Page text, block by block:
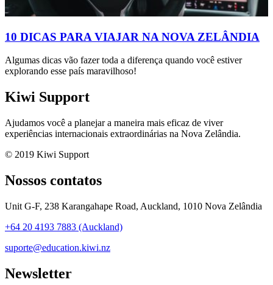
10 DICAS PARA VIAJAR NA NOVA ZELÂNDIA
Algumas dicas vão fazer toda a diferença quando você estiver
explorando esse país maravilhoso!
Kiwi Support
Ajudamos você a planejar a maneira mais eficaz de viver
experiências internacionais extraordinárias na Nova Zelândia.
© 2019 Kiwi Support
Nossos contatos
Unit G-F, 238 Karangahape Road, Auckland, 1010 Nova Zelândia
+64 20 4193 7883 (Auckland)
suporte@education.kiwi.nz
Newsletter